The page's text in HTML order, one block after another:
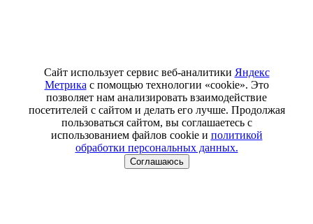
Сайт использует сервис веб-аналитики Яндекс
Метрика с помощью технологии «cookie». Это
позволяет нам анализировать взаимодействие
посетителей с сайтом и делать его лучше. Продолжая
пользоваться сайтом, вы соглашаетесь с
использованием файлов cookie и политикой
обработки персональных данных.
Соглашаюсь